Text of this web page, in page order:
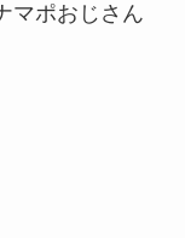
マポおじさん